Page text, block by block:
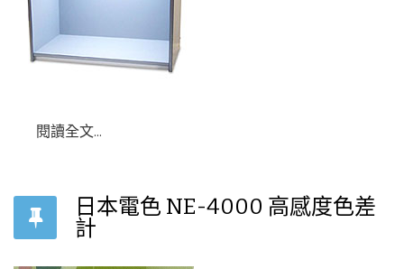
閱讀全文...
日本電色 NE-4000 高感度色差
計